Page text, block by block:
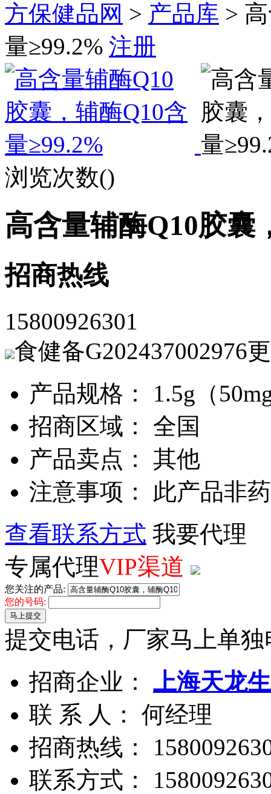
方保健品网 > 产品库 >
量≥99.2% 注册
浏览次数()
高含量辅酶Q10胶囊
招商热线
15800926301
食健备G202437002976
产品规格： 1.5g（
招商区域： 全国
产品卖点： 其他
注意事项： 此产品非
查看联系方式 我要代理
专属代理VIP渠道
您关注的产品:
您的号码:
马上提交
提交电话，厂家马上单
招商企业： 上海天龙
联 系 人： 何经理
招商热线：
联系方式：